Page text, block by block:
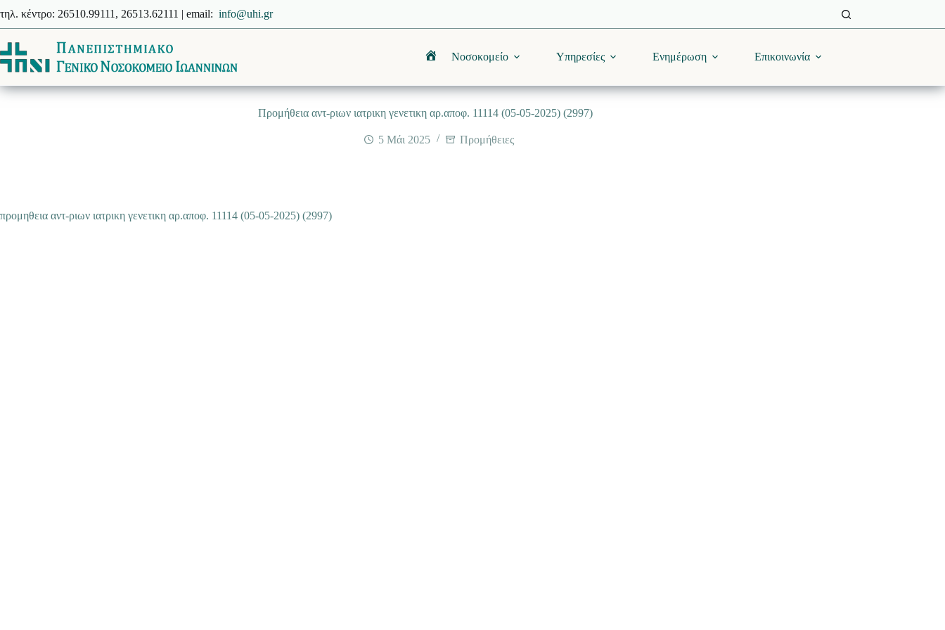
στο
περιεχόμενο
τηλ. κέντρο: 26510.99111, 26513.62111 | email: info@uhi.gr
ΑρχικήΝοσοκομείο Υπηρεσίες Ενημέρωση Επικοινωνία
Προμήθεια αντ-ριων ιατρικη γενετικη αρ.αποφ. 11114 (05-05-2025) (2997)
5 Μάι 2025 Προμήθειες
προμηθεια αντ-ριων ιατρικη γενετικη αρ.αποφ. 11114 (05-05-2025) (2997)